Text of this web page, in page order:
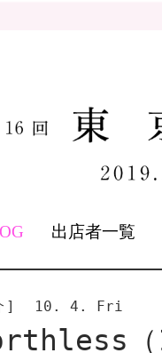
出店者一覧
] 10. 4. Fri
（